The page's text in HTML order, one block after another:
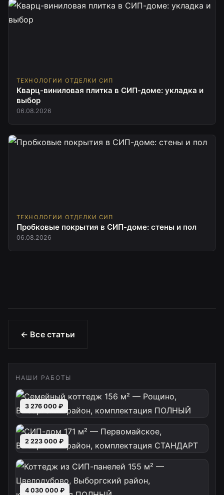
ТЕХНОЛОГИИ ОТДЕЛКИ СИП
Кварц-виниловая плитка в СИП-доме: укладка и
выбор
06.08.2026
ТЕХНОЛОГИИ ОТДЕЛКИ СИП
Пробковые покрытия в СИП-доме: стены и пол
06.08.2026
← Все статьи
НАШИ РАБОТЫ
3 276 000 ₽
2 223 000 ₽
4 030 000 ₽